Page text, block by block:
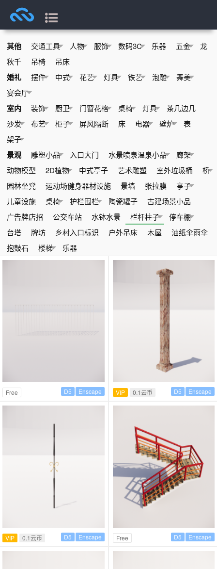
其他 交通工具 人物 服饰 数码3C 乐器 五金
龙
秋千
吊椅 吊床
婚礼 摆件 中式 花艺 灯具 铁艺 泡雕
舞美
宴会厅
室内 装饰 厨卫 门窗花格 桌椅 灯具
茶几边几
沙发
布艺 柜子 屏风隔断 床 电器 壁炉
表
架子
景观 雕塑小品 入口大门 水景喷泉温泉小品
廊架
动物模型
2D植物 中式亭子 艺术雕塑 室外垃圾桶
桥
园林坐凳
运动场健身器材设施 景墙 张拉膜
亭子
儿童设施
桌椅 护栏围栏 陶瓷罐子
古建场景小品
广告牌店招
公交车站 水钵水景 栏杆柱子
停车棚
台塔
牌坊 乡村入口标识 户外吊床 木屋
油纸伞雨伞
抱鼓石
楼梯 乐器
Free Enscape
D5 VIP 0.1云币 Enscape
D5
VIP 0.1云币 Enscape
D5 Free Enscape
D5